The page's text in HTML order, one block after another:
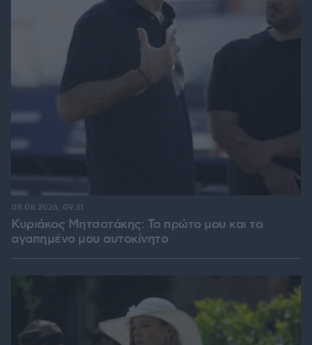
Κυριάκος Μητσοτάκης: Το πρώτο μου και το
αγαπημένο μου αυτοκίνητο
08.08.2026, 09:31